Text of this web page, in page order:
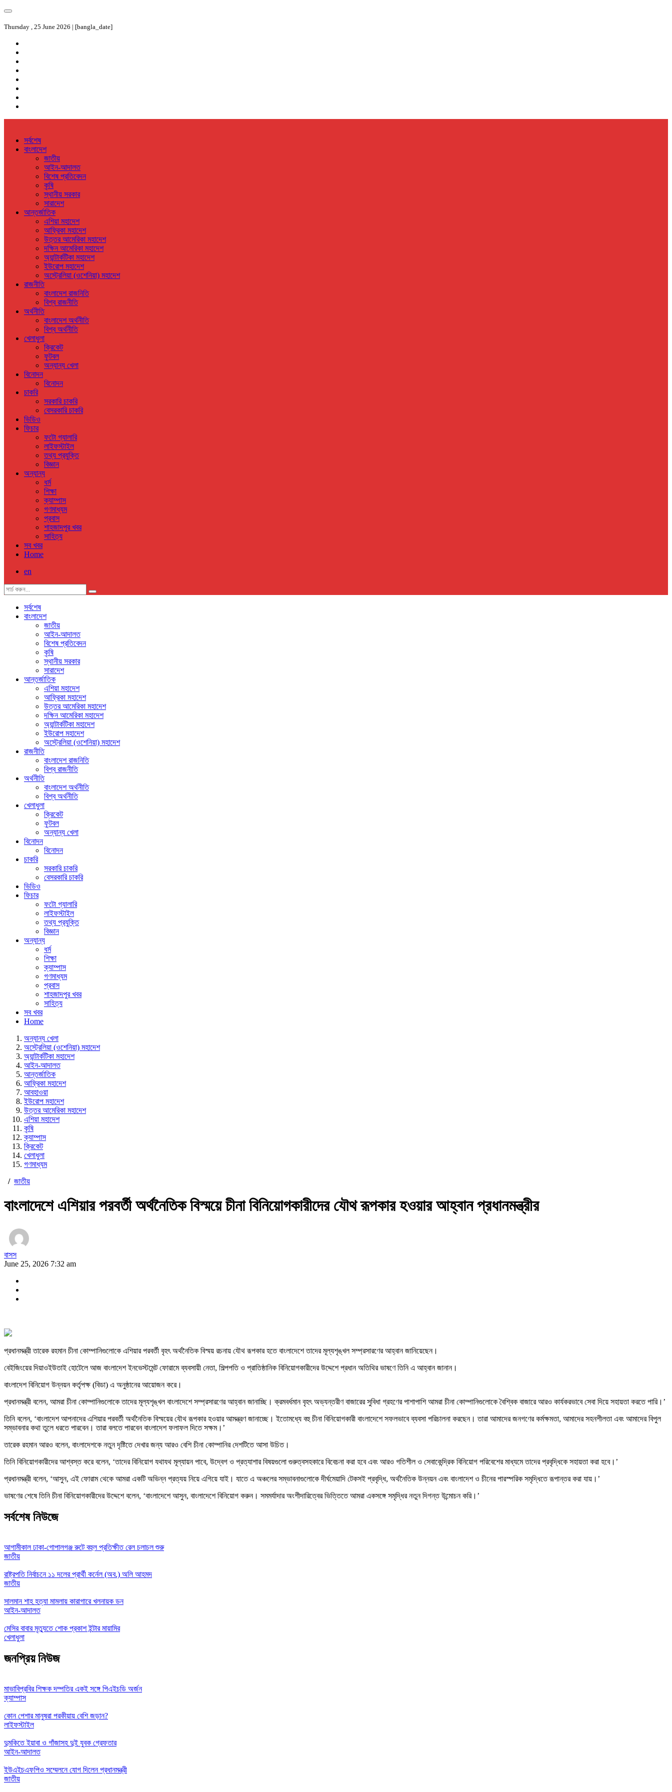
Thursday , 25 June 2026 | [bangla_date]
সর্বশেষ
বাংলাদেশ
জাতীয়
আইন-আদালত
বিশেষ প্রতিবেদন
কৃষি
স্থানীয় সরকার
সারাদেশ
আন্তর্জাতিক
এশিয়া মহাদেশ
আফ্রিকা মহাদেশ
উত্তর আমেরিকা মহাদেশ
দক্ষিন আমেরিকা মহাদেশ
অ্যান্টার্কটিকা মহাদেশ
ইউরোপ মহাদেশ
অস্ট্রেলিয়া (ওশেনিয়া) মহাদেশ
রাজনীতি
বাংলাদেশ রাজনিতি
বিশ্ব রাজনীতি
অর্থনীতি
বাংলাদেশ অর্থনীতি
বিশ্ব অর্থনীতি
খেলাধুলা
ক্রিকেট
ফুটবল
অন্যান্য খেলা
বিনোদন
বিনোদন
চাকরি
সরকারি চাকরি
বেসরকারি চাকরি
ভিডিও
ফিচার
ফটো গ্যালারি
লাইফস্টাইল
তথ্য প্রযুক্তি
বিজ্ঞান
অন্যান্য
ধর্ম
শিক্ষা
ক্যাম্পাস
গণমাধ্যম
প্রবাস
শাহজাদপুর খবর
সাহিত্য
সব খবর
Home
en
সর্বশেষ
বাংলাদেশ
জাতীয়
আইন-আদালত
বিশেষ প্রতিবেদন
কৃষি
স্থানীয় সরকার
সারাদেশ
আন্তর্জাতিক
এশিয়া মহাদেশ
আফ্রিকা মহাদেশ
উত্তর আমেরিকা মহাদেশ
দক্ষিন আমেরিকা মহাদেশ
অ্যান্টার্কটিকা মহাদেশ
ইউরোপ মহাদেশ
অস্ট্রেলিয়া (ওশেনিয়া) মহাদেশ
রাজনীতি
বাংলাদেশ রাজনিতি
বিশ্ব রাজনীতি
অর্থনীতি
বাংলাদেশ অর্থনীতি
বিশ্ব অর্থনীতি
খেলাধুলা
ক্রিকেট
ফুটবল
অন্যান্য খেলা
বিনোদন
বিনোদন
চাকরি
সরকারি চাকরি
বেসরকারি চাকরি
ভিডিও
ফিচার
ফটো গ্যালারি
লাইফস্টাইল
তথ্য প্রযুক্তি
বিজ্ঞান
অন্যান্য
ধর্ম
শিক্ষা
ক্যাম্পাস
গণমাধ্যম
প্রবাস
শাহজাদপুর খবর
সাহিত্য
সব খবর
Home
অন্যান্য খেলা
অস্ট্রেলিয়া (ওশেনিয়া) মহাদেশ
অ্যান্টার্কটিকা মহাদেশ
আইন-আদালত
আন্তর্জাতিক
আফ্রিকা মহাদেশ
আবহাওয়া
ইউরোপ মহাদেশ
উত্তর আমেরিকা মহাদেশ
এশিয়া মহাদেশ
কৃষি
ক্যাম্পাস
ক্রিকেট
খেলাধুলা
গণমাধ্যম
/ জাতীয়
বাংলাদেশে এশিয়ার পরবর্তী অর্থনৈতিক বিস্ময়ে চীনা বিনিয়োগকারীদের যৌথ রূপকার হওয়ার আহ্বান প্রধানমন্ত্রীর
বাসস
June 25, 2026 7:32 am
প্রধানমন্ত্রী তারেক রহমান চীনা কোম্পানিগুলোকে এশিয়ার পরবর্তী বৃহৎ অর্থনৈতিক বিস্ময় রচনায় যৌথ রূপকার হতে বাংলাদেশে তাদের মূল্যশৃঙ্খল সম্প্রসারণের আহ্বান জানিয়েছেন।
বেইজিংয়ের দিয়াওইউতাই হোটেলে আজ বাংলাদেশ ইনভেস্টমেন্ট ফোরামে ব্যবসায়ী নেতা, শিল্পপতি ও প্রাতিষ্ঠানিক বিনিয়োগকারীদের উদ্দেশে প্রধান অতিথির ভাষণে তিনি এ আহ্বান জানান।
বাংলাদেশ বিনিয়োগ উন্নয়ন কর্তৃপক্ষ (বিডা) এ অনুষ্ঠানের আয়োজন করে।
প্রধানমন্ত্রী বলেন, আমরা চীনা কোম্পানিগুলোকে তাদের মূল্যশৃঙ্খল বাংলাদেশে সম্প্রসারণের আহ্বান জানাচ্ছি। ক্রমবর্ধমান বৃহৎ অভ্যন্তরীণ বাজারের সুবিধা গ্রহণের পাশাপাশি আমরা চীনা কোম্পানিগুলোকে বৈশ্বিক বাজারে আরও কার্যকরভাবে সেবা দিয়ে সহায়তা করতে পারি।’
তিনি বলেন, ‘বাংলাদেশ আপনাদের এশিয়ার পরবর্তী অর্থনৈতিক বিস্ময়ের যৌথ রূপকার হওয়ার আমন্ত্রণ জানাচ্ছে। ইতোমধ্যে বহু চীনা বিনিয়োগকারী বাংলাদেশে সফলভাবে ব্যবসা পরিচালনা করছেন। তারা আমাদের জনগণের কর্মক্ষমতা, আমাদের সহনশীলতা এবং আমাদের বিপুল
সম্ভাবনার কথা তুলে ধরতে পারবেন। তারা বলতে পারবেন বাংলাদেশ ফলাফল দিতে সক্ষম।’
তারেক রহমান আরও বলেন, বাংলাদেশকে নতুন দৃষ্টিতে দেখার জন্য আরও বেশি চীনা কোম্পানির দেশটিতে আসা উচিত।
তিনি বিনিয়োগকারীদের আশ্বস্ত করে বলেন, ‘তাদের বিনিয়োগ যথাযথ মূল্যায়ন পাবে, উদ্বেগ ও প্রত্যাশার বিষয়গুলো গুরুত্বসহকারে বিবেচনা করা হবে এবং আরও গতিশীল ও সেবাকেন্দ্রিক বিনিয়োগ পরিবেশের মাধ্যমে তাদের প্রবৃদ্ধিকে সহায়তা করা হবে।’
প্রধানমন্ত্রী বলেন, ‘আসুন, এই ফোরাম থেকে আমরা একটি অভিন্ন প্রত্যয় নিয়ে এগিয়ে যাই। যাতে এ অঞ্চলের সম্ভাবনাগুলোকে দীর্ঘমেয়াদি টেকসই প্রবৃদ্ধি, অর্থনৈতিক উন্নয়ন এবং বাংলাদেশ ও চীনের পারস্পরিক সমৃদ্ধিতে রূপান্তর করা যায়।’
ভাষণের শেষে তিনি চীনা বিনিয়োগকারীদের উদ্দেশে বলেন, ‘বাংলাদেশে আসুন, বাংলাদেশে বিনিয়োগ করুন। সমমর্যাদার অংশীদারিত্বের ভিত্তিতে আমরা একসঙ্গে সমৃদ্ধির নতুন দিগন্ত উন্মোচন করি।’
সর্বশেষ নিউজে
আগামীকাল ঢাকা-গোপালগঞ্জ রুটে বহুল প্রতিক্ষীত রেল চলাচল শুরু
জাতীয়
রাষ্ট্রপতি নির্বাচনে ১১ দলের প্রার্থী কর্নেল (অব.) অলি আহমদ
জাতীয়
সালমান শাহ হত্যা মামলায় কারাগারে খলনায়ক ডন
আইন-আদালত
মেসির বাবার মৃত্যুতে শোক প্রকাশ ইন্টার মায়ামির
খেলাধুলা
জনপ্রিয় নিউজ
মাভাবিপ্রবির শিক্ষক দম্পতির একই সঙ্গে পিএইচডি অর্জন
ক্যাম্পাস
কোন পেশার মানুষরা পরকীয়ায় বেশি জড়ান?
লাইফস্টাইল
দুমকিতে ইয়াবা ও গাঁজাসহ দুই যুবক গ্রেফতার
আইন-আদালত
ইউএইচএফপিও সম্মেলনে যোগ দিলেন প্রধানমন্ত্রী
জাতীয়